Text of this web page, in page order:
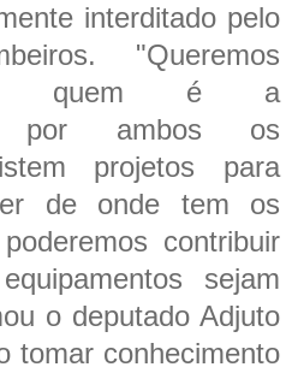
interditado pelo
"Queremos
quem é a
por ambos os
projetos para
de onde tem os
contribuir
sejam
o deputado Adjuto
tomar conhecimento